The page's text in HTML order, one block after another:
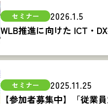
2026.1.5
WLB推進に向けた ICT・
2025.11.25
【参加者募集中】「従業